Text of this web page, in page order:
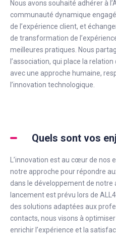
Nous avons souhaité adhérer à
communauté dynamique
de l’expérience client, et
de transformation de
meilleures pratiques. Nous
l’association, qui place la
avec une approche humaine,
l’innovation technologique.
Quels sont vos
L’innovation est au cœur de
notre approche pour répondre
dans le développement de notre
lancement est prévu lors de
des solutions adaptées aux
contacts, nous visons à
enrichir l’expérience et la